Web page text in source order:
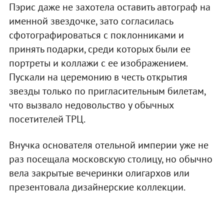
Пэрис даже не захотела оставить автограф на
именной звездочке, зато согласилась
сфотографироваться с поклонниками и
принять подарки, среди которых были ее
портреты и коллажи с ее изображением.
Пускали на церемонию в честь открытия
звезды только по пригласительным билетам,
что вызвало недовольство у обычных
посетителей ТРЦ.
Внучка основателя отельной империи уже не
раз посещала московскую столицу, но обычно
вела закрытые вечеринки олигархов или
презентовала дизайнерские коллекции.